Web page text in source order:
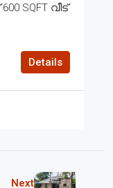
SQFT വീട്
Details
Next